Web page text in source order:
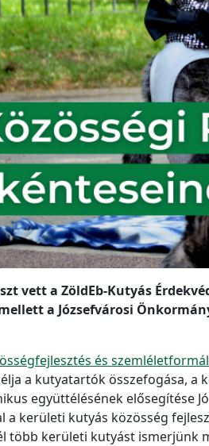
vett a ZöldEb-Kutyás
a Józsefvárosi
és
a kutyatartók összefogása, a
együttélésének elősegítése
a kerületi kutyás közösség
több kerületi kutyást ismerjünk